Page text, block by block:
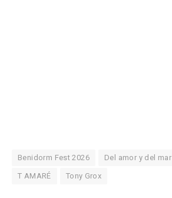
Benidorm Fest 2026 Del amor y del mar
T AMARÉ Tony Grox